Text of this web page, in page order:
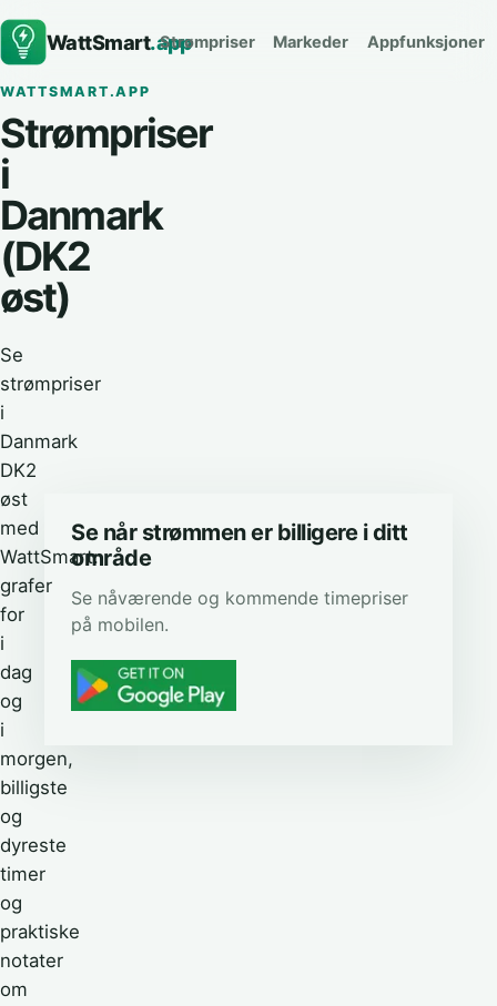
WattSmart.app
Strømpriser Markeder Appfunksjoner
WATTSMART.APP
Strømpriser
i
Danmark
(DK2
øst)
Se
strømpriser
i
Danmark
DK2
øst
med
WattSmart:
grafer
for
i
dag
og
i
morgen,
billigste
og
dyreste
timer
og
praktiske
notater
om
Se når strømmen er billigere i ditt
område
Se nåværende og kommende timepriser
på mobilen.